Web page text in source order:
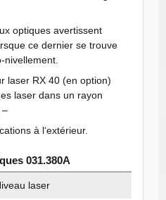
optiques avertissent
ce dernier se trouve
nivellement.
laser RX 40 (en option)
laser dans un rayon
–
à l‘extérieur.
031.380A
laser